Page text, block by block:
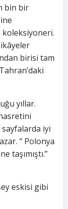
bin bir
koleksiyoneri.
birisi tam
yıllar.
sayfalarda iyi
“ Polonya
taşımıştı.”
eskisi gibi